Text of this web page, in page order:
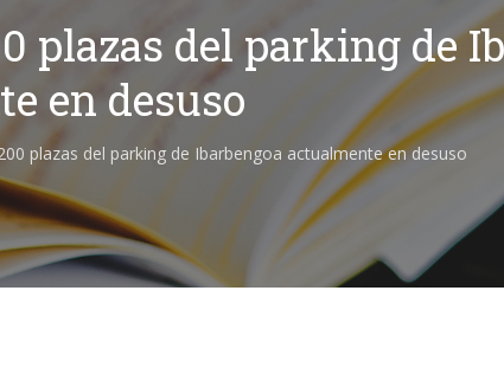
plazas del parking de
en desuso
plazas del parking de Ibarbengoa actualmente en desuso